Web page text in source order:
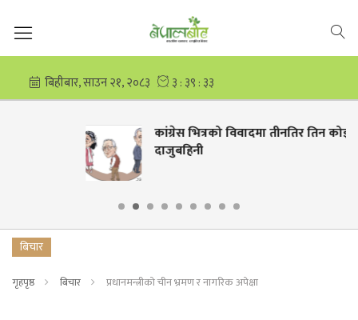
कांग्रेस भित्रको विवादमा तीनतिर तिन कोइराला
दाजुबहिनी
बिचार
गृहपृष्ठ बिचार प्रधानमन्त्रीको चीन भ्रमण र नागरिक अपेक्षा